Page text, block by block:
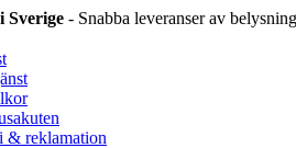
Sverige - Snabba leveranser av
& reklamation